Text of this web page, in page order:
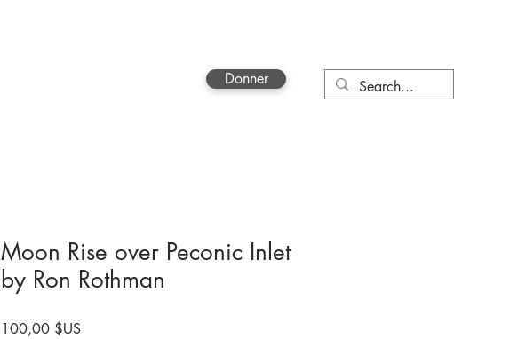
Donner
Moon Rise over Peconic Inlet
by Ron Rothman
100,00 $USPrix